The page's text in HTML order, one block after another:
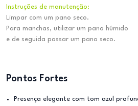
Instruções de manutenção:
Limpar com um pano seco.
Para manchas, utilizar um pano húmido
e de seguida passar um pano seco.
Pontos Fortes
Presença elegante com tom azul